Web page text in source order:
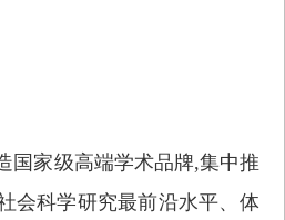
国家级高端学术品牌,集中推
会科学研究最前沿水平、体